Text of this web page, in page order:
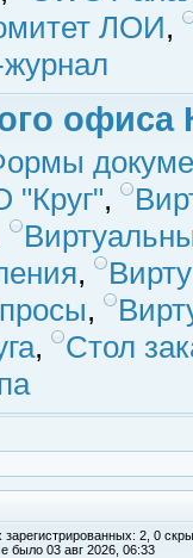
ЛОИ,
офиса
,
,
,
,
Стол
зарегистрированных: 2, 0
было 03 авг 2026, 06:33